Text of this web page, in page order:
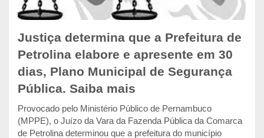
Justiça determina que a Prefeitura de
Petrolina elabore e apresente em 30
dias, Plano Municipal de Segurança
Pública. Saiba mais
Provocado pelo Ministério Público de Pernambuco
(MPPE), o Juízo da Vara da Fazenda Pública da Comarca
de Petrolina determinou que a prefeitura do município